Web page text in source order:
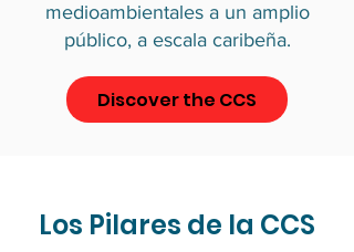
medioambientales a un amplio
público, a escala caribeña.
Discover the CCS
Los Pilares de la CCS